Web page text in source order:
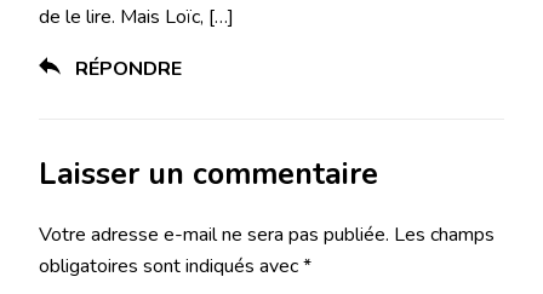
de le lire. Mais Loïc, […]
RÉPONDRE
Laisser un commentaire
Votre adresse e-mail ne sera pas publiée. Les champs
obligatoires sont indiqués avec*